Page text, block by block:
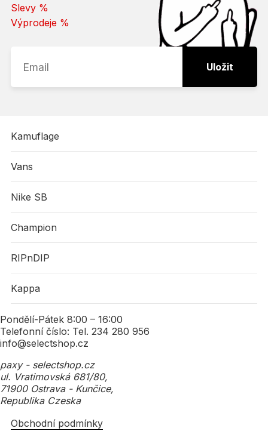
Slevy %
Výprodeje %
Uložit
Kamuflage
Vans
Nike SB
Champion
RIPnDIP
Kappa
Pondělí-Pátek 8:00 – 16:00
Telefonní číslo: Tel. 234 280 956
info@selectshop.cz
paxy - selectshop.cz
ul. Vratimovská 681/80,
71900 Ostrava - Kunčice,
Republika Czeska
Obchodní podmínky